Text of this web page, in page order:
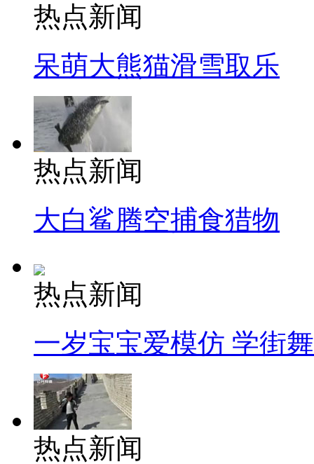
热点新闻
呆萌大熊猫滑雪取乐
热点新闻
大白鲨腾空捕食猎物
热点新闻
一岁宝宝爱模仿 学街
热点新闻